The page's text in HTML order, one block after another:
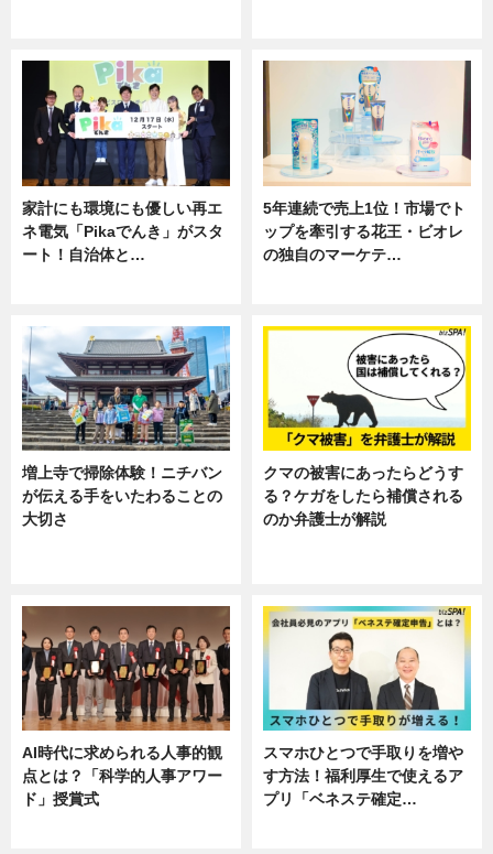
家計にも環境にも優しい再エ
ネ電気「Pikaでんき」がスタ
ート！自治体と…
5年連続で売上1位！市場でト
ップを牽引する花王・ビオレ
の独自のマーケテ…
増上寺で掃除体験！ニチバン
が伝える手をいたわることの
大切さ
クマの被害にあったらどうす
る？ケガをしたら補償される
のか弁護士が解説
AI時代に求められる人事的観
点とは？「科学的人事アワー
ド」授賞式
スマホひとつで手取りを増や
す方法！福利厚生で使えるア
プリ「ベネステ確定…